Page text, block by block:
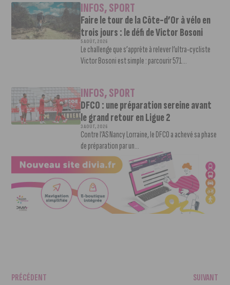
INFOS,SPORT
Faire le tour de la Côte-d’Or à vélo en
trois jours : le défi de Victor Bosoni
5 AOÛT, 2026
Le challenge que s’apprête à relever l’ultra-cycliste
Victor Bosoni est simple : parcourir 571...
INFOS,SPORT
DFCO : une préparation sereine avant
le grand retour en Ligue 2
3 AOÛT, 2026
Contre l’AS Nancy Lorraine, le DFCO a achevé sa phase
de préparation par un...
PRÉCÉDENT SUIVANT